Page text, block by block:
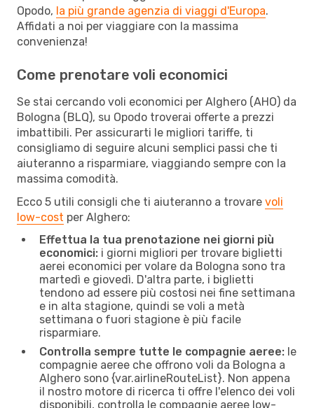
Opodo, la più grande agenzia di viaggi d'Europa.
Affidati a noi per viaggiare con la massima
convenienza!
Come prenotare voli economici
Se stai cercando voli economici per Alghero (AHO) da
Bologna (BLQ), su Opodo troverai offerte a prezzi
imbattibili. Per assicurarti le migliori tariffe, ti
consigliamo di seguire alcuni semplici passi che ti
aiuteranno a risparmiare, viaggiando sempre con la
massima comodità.
Ecco 5 utili consigli che ti aiuteranno a trovare voli
low-cost per Alghero:
Effettua la tua prenotazione nei giorni più
economici: i giorni migliori per trovare biglietti
aerei economici per volare da Bologna sono tra
martedì e giovedì. D'altra parte, i biglietti
tendono ad essere più costosi nei fine settimana
e in alta stagione, quindi se voli a metà
settimana o fuori stagione è più facile
risparmiare.
Controlla sempre tutte le compagnie aeree: le
compagnie aeree che offrono voli da Bologna a
Alghero sono {​var.airlineRouteList}. Non appena
il nostro motore di ricerca ti offre l'elenco dei voli
disponibili, controlla le compagnie aeree low-